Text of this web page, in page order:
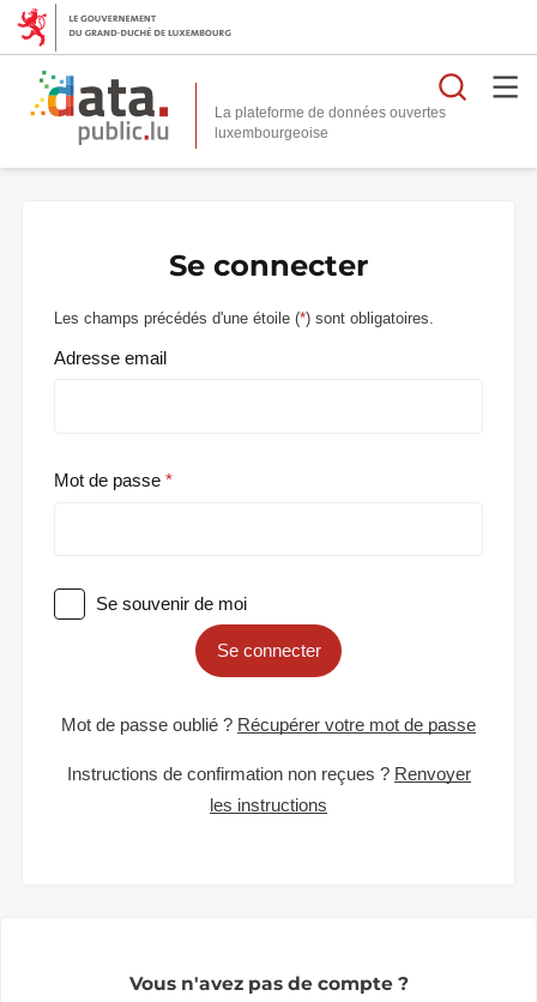
La plateforme de données ouvertes
Se connecter
Les champs précédés d'une étoile (*) sont obligatoires.
Adresse email
Mot de passe
Se souvenir de moi
Se connecter
Mot de passe oublié ? Récupérer votre mot de passe
Instructions de confirmation non reçues ? Renvoyer
les instructions
Vous n'avez pas de compte ?